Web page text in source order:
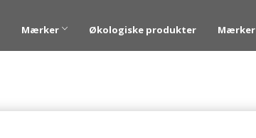
Mærker Økologiske produkter Mærker